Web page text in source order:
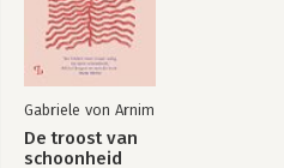
Gabriele von Arnim
De troost van
schoonheid